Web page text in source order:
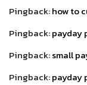
Pingback:how to
Pingback:payday
Pingback:small
Pingback:payday